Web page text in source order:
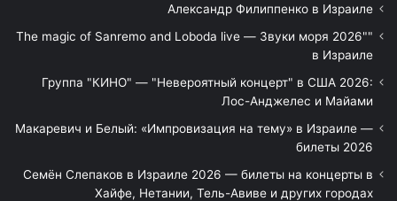
Александр Филиппенко в Израиле
"The magic of Sanremo and Loboda live — Звуки моря 2026"
в Израиле
Группа "КИНО" — "Невероятный концерт" в США 2026:
Лос-Анджелес и Майами
Макаревич и Белый: «Импровизация на тему» в Израиле —
билеты 2026
Семён Слепаков в Израиле 2026 — билеты на концерты в
Хайфе, Нетании, Тель-Авиве и других городах